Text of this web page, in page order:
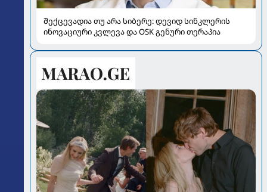
შექცევადია თუ არა სიბერე: დევიდ სინკლერის
ინოვაციური კვლევა და OSK გენური თერაპია